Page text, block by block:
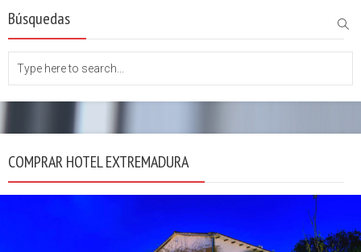
Búsquedas
COMPRAR HOTEL EXTREMADURA